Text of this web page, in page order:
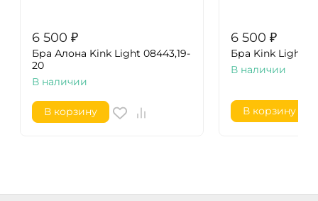
6 500 ₽
Бра Алона Kink Light 08443,19-
20
В наличии
В корзину
6 500 ₽
Бра Kink Light
В наличии
В корзину